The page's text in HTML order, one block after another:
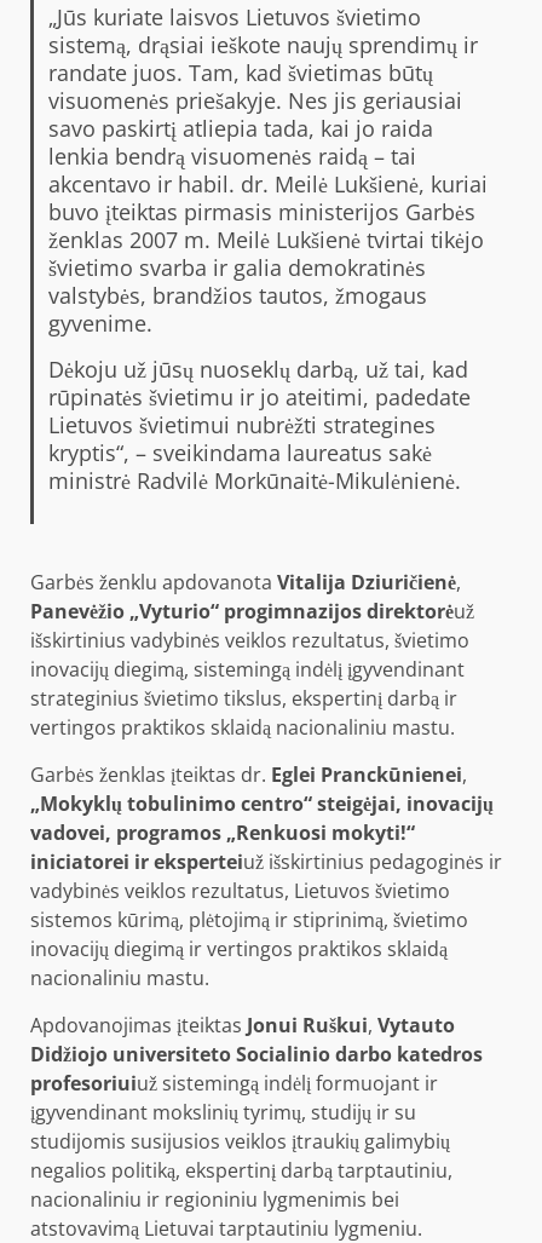
„Jūs kuriate laisvos Lietuvos švietimo
sistemą, drąsiai ieškote naujų sprendimų ir
randate juos. Tam, kad švietimas būtų
visuomenės priešakyje. Nes jis geriausiai
savo paskirtį atliepia tada, kai jo raida
lenkia bendrą visuomenės raidą – tai
akcentavo ir habil. dr. Meilė Lukšienė, kuriai
buvo įteiktas pirmasis ministerijos Garbės
ženklas 2007 m. Meilė Lukšienė tvirtai tikėjo
švietimo svarba ir galia demokratinės
valstybės, brandžios tautos, žmogaus
gyvenime.
Dėkoju už jūsų nuoseklų darbą, už tai, kad
rūpinatės švietimu ir jo ateitimi, padedate
Lietuvos švietimui nubrėžti strategines
kryptis“, – sveikindama laureatus sakė
ministrė Radvilė Morkūnaitė-Mikulėnienė.
Garbės ženklu apdovanota Vitalija Dziuričienė,
Panevėžio „Vyturio“ progimnazijos direktorėuž
išskirtinius vadybinės veiklos rezultatus, švietimo
inovacijų diegimą, sistemingą indėlį įgyvendinant
strateginius švietimo tikslus, ekspertinį darbą ir
vertingos praktikos sklaidą nacionaliniu mastu.
Garbės ženklas įteiktas dr. Eglei Pranckūnienei,
„Mokyklų tobulinimo centro“ steigėjai, inovacijų
vadovei, programos „Renkuosi mokyti!“
iniciatorei ir eksperteiuž išskirtinius pedagoginės ir
vadybinės veiklos rezultatus, Lietuvos švietimo
sistemos kūrimą, plėtojimą ir stiprinimą, švietimo
inovacijų diegimą ir vertingos praktikos sklaidą
nacionaliniu mastu.
Apdovanojimas įteiktas Jonui Ruškui, Vytauto
Didžiojo universiteto Socialinio darbo katedros
profesoriuiuž sistemingą indėlį formuojant ir
įgyvendinant mokslinių tyrimų, studijų ir su
studijomis susijusios veiklos įtraukių galimybių
negalios politiką, ekspertinį darbą tarptautiniu,
nacionaliniu ir regioniniu lygmenimis bei
atstovavimą Lietuvai tarptautiniu lygmeniu.